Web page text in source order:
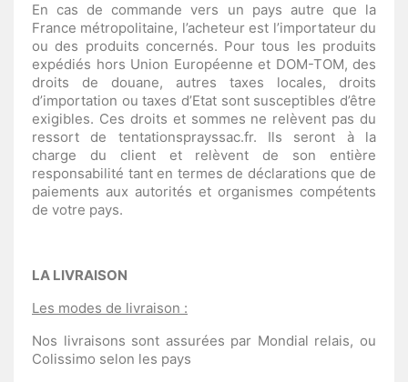
En cas de commande vers un pays autre que la
France métropolitaine, l’acheteur est l’importateur du
ou des produits concernés. Pour tous les produits
expédiés hors Union Européenne et DOM-TOM, des
droits de douane, autres taxes locales, droits
d’importation ou taxes d’Etat sont susceptibles d’être
exigibles. Ces droits et sommes ne relèvent pas du
ressort de tentationsprayssac.fr. Ils seront à la
charge du client et relèvent de son entière
responsabilité tant en termes de déclarations que de
paiements aux autorités et organismes compétents
de votre pays.
LA LIVRAISON
Les modes de livraison :
Nos livraisons sont assurées par Mondial relais, ou
Colissimo selon les pays